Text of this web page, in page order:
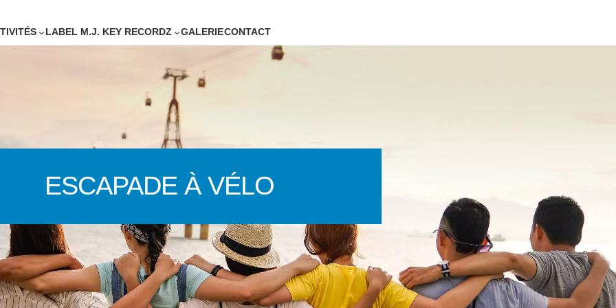
LABEL M.J. KEY RECORDZ GALERIECONTACT
ESCAPADE À VÉLO